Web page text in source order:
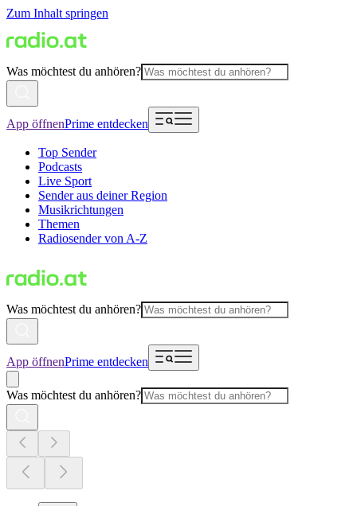
Zum Inhalt springen
Was möchtest du anhören?
App öffnenPrime entdecken
Top Sender
Podcasts
Live Sport
Sender aus deiner Region
Musikrichtungen
Themen
Radiosender von A-Z
Was möchtest du anhören?
App öffnenPrime entdecken
Was möchtest du anhören?